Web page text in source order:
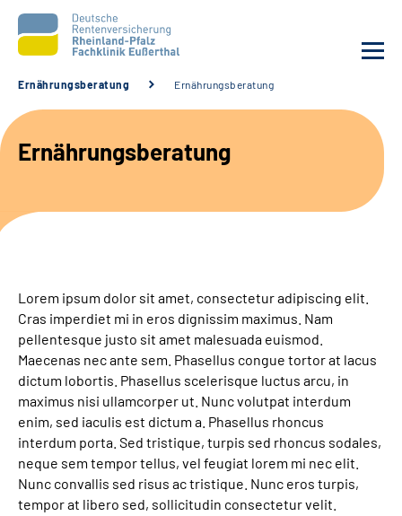
Unsere Klinik
Unsere Angebote
Ihre Rehabilitation
Beratungsstellen &
Zuweisende
Suche
Leichte Sprache
Gebärdensprache
Ernährungsberatung Ernährungsberatung
Ernährungsberatung
Lorem ipsum dolor sit amet, consectetur adipiscing elit.
Cras imperdiet mi in eros dignissim maximus. Nam
pellentesque justo sit amet malesuada euismod.
Maecenas nec ante sem. Phasellus congue tortor at lacus
dictum lobortis. Phasellus scelerisque luctus arcu, in
maximus nisi ullamcorper ut. Nunc volutpat interdum
enim, sed iaculis est dictum a. Phasellus rhoncus
interdum porta. Sed tristique, turpis sed rhoncus sodales,
neque sem tempor tellus, vel feugiat lorem mi nec elit.
Nunc convallis sed risus ac tristique. Nunc eros turpis,
tempor at libero sed, sollicitudin consectetur velit.